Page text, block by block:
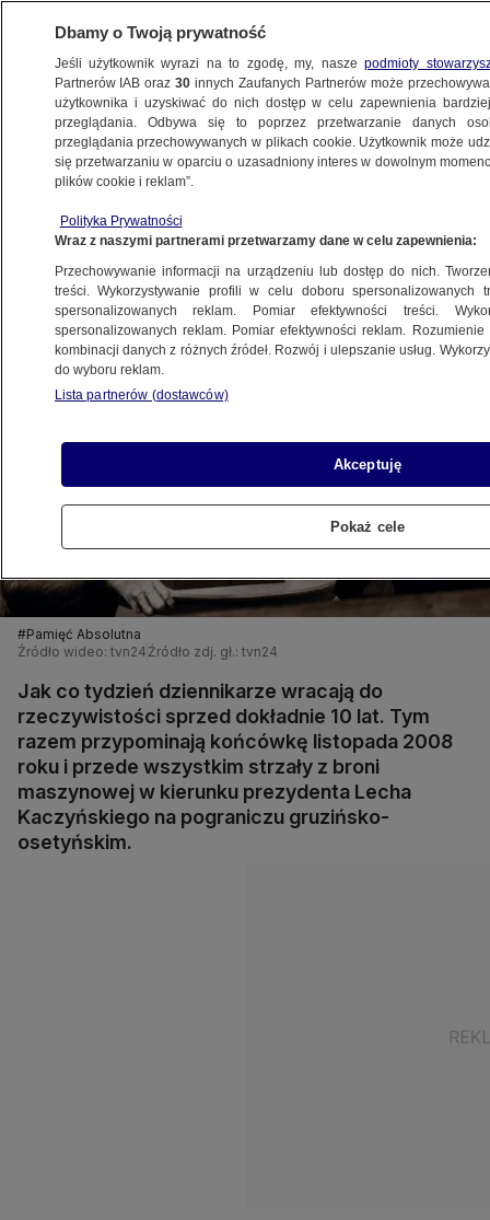
PROGRAMY
26.11.2018, 12:00
Udostępnij
#Pamięć Absolutna
Źródło wideo: tvn24 Źródło zdj. gł.: tvn24
Jak co tydzień dziennikarze wracają do
rzeczywistości sprzed dokładnie 10 lat. Tym
razem przypominają końcówkę listopada 2008
roku i przede wszystkim strzały z broni
maszynowej w kierunku prezydenta Lecha
Kaczyńskiego na pograniczu gruzińsko-
osetyńskim.
Dbamy o Twoją prywatność
Jeśli użytkownik wyrazi na to zgodę, my, naszepodmioty
Partnerów IAB oraz30 innych Zaufanych Partnerów może
użytkownika i uzyskiwać do nich dostęp w celu zapewnienia
przeglądania. Odbywa się to poprzez przetwarzanie danych
przeglądania przechowywanych w plikach cookie. Użytkownik może
się przetwarzaniu w oparciu o uzasadniony interes w dowolnym
plików cookie i reklam”.
Polityka Prywatności
Wraz z naszymi partnerami przetwarzamy dane w celu zapewnienia:
Przechowywanie informacji na urządzeniu lub dostęp do nich.
treści. Wykorzystywanie profili w celu doboru spersonalizowanych
spersonalizowanych reklam. Pomiar efektywności treści.
spersonalizowanych reklam. Pomiar efektywności reklam.
kombinacji danych z różnych źródeł. Rozwój i ulepszanie usług.
do wyboru reklam.
Lista partnerów (dostawców)
Akceptuję
Pokaż cele